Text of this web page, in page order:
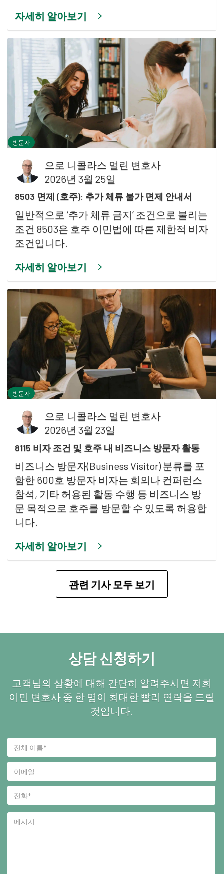
자세히 알아보기
방문자
으로 니콜라스 멀린 변호사
2026년 3월 25일
8503 면제 (호주): 추가 체류 불가 면제 안내서
일반적으로 ‘추가 체류 금지’ 조건으로 불리는
조건 8503은 호주 이민법에 따른 제한적 비자
조건입니다.
자세히 알아보기
방문자
으로 니콜라스 멀린 변호사
2026년 3월 23일
8115 비자 조건 및 호주 내 비즈니스 방문자 활동
비즈니스 방문자(Business Visitor) 분류를 포
함한 600호 방문자 비자는 회의나 컨퍼런스
참석, 기타 허용된 활동 수행 등 비즈니스 방
문 목적으로 호주를 방문할 수 있도록 허용합
니다.
자세히 알아보기
관련 기사 모두 보기
상담 신청하기
고객님의 상황에 대해 간단히 알려주시면 저희
이민 변호사 중 한 명이 최대한 빨리 연락을 드릴
것입니다.